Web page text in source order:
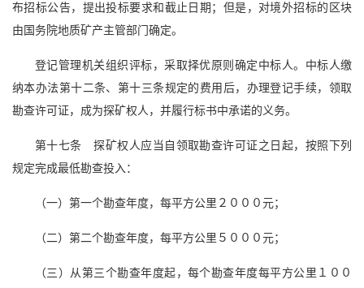
布招标公告，提出投标要求和截止日期；但是，对境外招标的区块
由国务院地质矿产主管部门确定。
登记管理机关组织评标，采取择优原则确定中标人。中标人缴
纳本办法第十二条、第十三条规定的费用后，办理登记手续，领取
勘查许可证，成为探矿权人，并履行标书中承诺的义务。
第十七条 探矿权人应当自领取勘查许可证之日起，按照下列
规定完成最低勘查投入：
（一）第一个勘查年度，每平方公里２０００元；
（二）第二个勘查年度，每平方公里５０００元；
（三）从第三个勘查年度起，每个勘查年度每平方公里１００